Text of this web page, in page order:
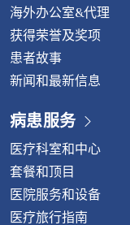
间盘切除术的优势
性病变无法完全避
缓症状出现： 不要
痛或四肢麻木的困
脊柱专科医生，以获
(+66)2-734-0000 转
海外办公室&代理
获得荣誉及奖项
患者故事
新闻和最新信息
病患服务
医疗科室和中心
套餐和顶目
医院服务和设备
医疗旅行指南